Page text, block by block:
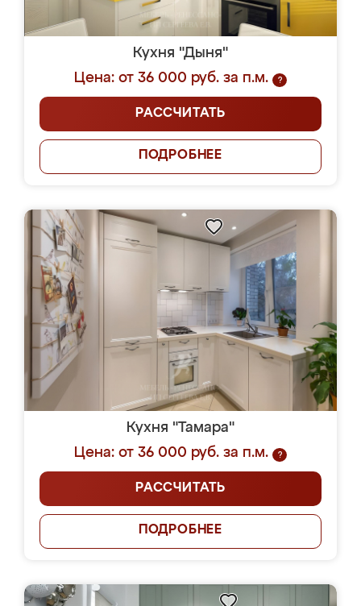
Кухня "Дыня"
Цена: от 36 000 руб. за п.м.
?
РАССЧИТАТЬ
ПОДРОБНЕЕ
Кухня "Тамара"
Цена: от 36 000 руб. за п.м.
?
РАССЧИТАТЬ
ПОДРОБНЕЕ